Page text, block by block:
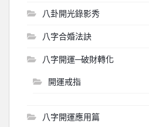
八卦開光錄影秀
八字合婚法訣
八字開運─破財轉化
開運戒指
八字開運應用篇